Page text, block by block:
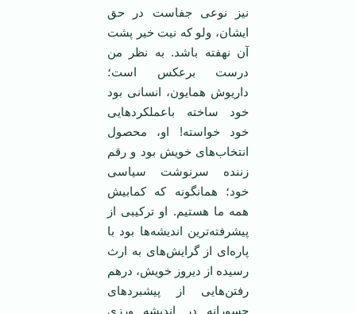
نیز نوعی جفاست در حق
ایشان، ولو که نیت خیر پشت
آن نهفته باشد. به نظر من
درست برعکس است؛
داریوش همایون، انسانی بود
خود ساخته باعملکردهایی
خود خواسته! او، محصول
انتخاب‌های خویش بود و رقم
زننده سرنوشت سیاسی
خود؛ همانگونه که کمابیش
همه ما هستیم. او ترکیبی از
پیشرفته‌ترین اندیشه‌ها بود با
پاره‌ای از گرایش‌های به ارث
رسیده از دیروز خویش، درهم
رفتن‌هایی از پیشبردهای
جسورانه در اندیشه ورزی